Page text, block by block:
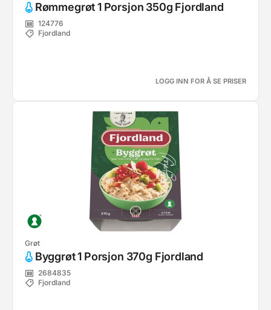
Rømmegrøt 1 Porsjon 350g Fjordland
124776
Fjordland
LOGG INN FOR Å SE PRISER
Grøt
Byggrøt 1 Porsjon 370g Fjordland
2684835
Fjordland